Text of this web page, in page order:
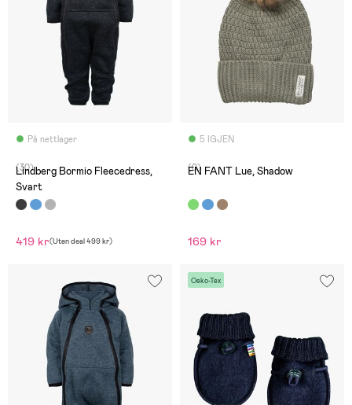
På nettlager
(30)
Lindberg Bormio Fleecedress,
Svart
419 kr(Uten deal499 kr)
5 IGJEN
(0)
EN FANT Lue, Shadow
169 kr
Oeko-Tex